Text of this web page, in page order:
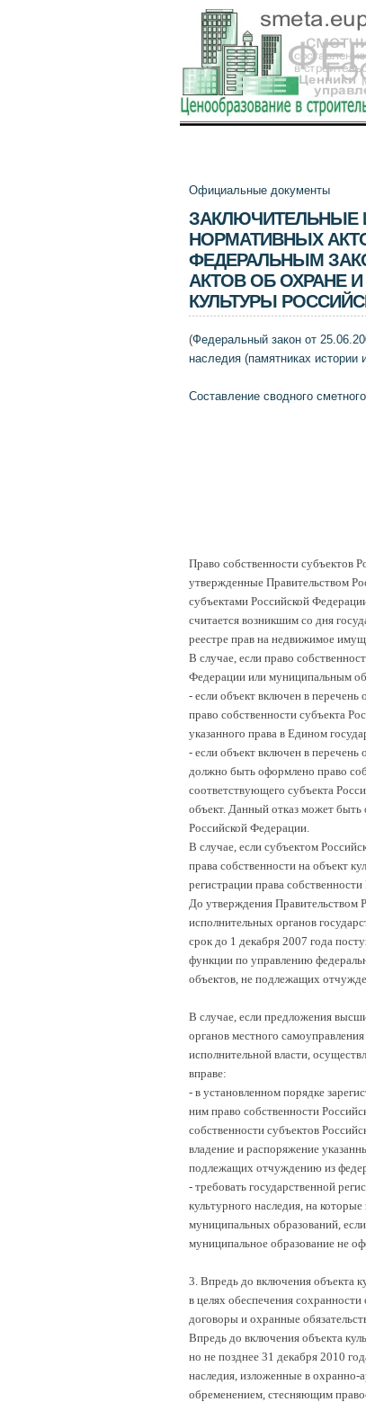
Официальные документы
ЗАКЛЮЧИТЕЛЬНЫЕ
НОРМАТИВНЫХ
ФЕДЕРАЛЬНЫМ
АКТОВ ОБ ОХРАНЕ
КУЛЬТУРЫ
(Федеральный закон от
наследия (памятниках
Составление сводного
Право собственности субъектов
утвержденные Правительством
субъектами Российской
считается возникшим со дня
реестре прав на недвижимое
В случае, если право
Федерации или муниципальным
- если объект включен в перечень
право собственности субъекта
указанного права в Едином
- если объект включен в перечень
должно быть оформлено право
соответствующего субъекта
объект. Данный отказ может быть
Российской Федерации.
В случае, если субъектом
права собственности на объект
регистрации права
До утверждения Правительством
исполнительных органов
срок до 1 декабря 2007 года
функции по управлению
объектов, не подлежащих
В случае, если предложения
органов местного
исполнительной власти,
вправе:
- в установленном порядке
ним право собственности
собственности субъектов
владение и распоряжение
подлежащих отчуждению из
- требовать государственной
культурного наследия, на
муниципальных образований,
муниципальное образование не
3. Впредь до включения объекта
в целях обеспечения
договоры и охранные
Впредь до включения объекта
но не позднее 31 декабря 2010
наследия, изложенные в охранно-
обременением, стесняющим